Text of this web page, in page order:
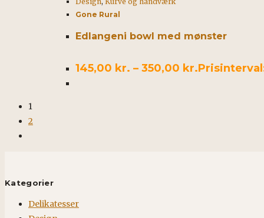
Gone Rural
Edlangeni bowl med mønster
145,00 kr. – 350,00 kr.
1
2
Kategorier
Delikatesser